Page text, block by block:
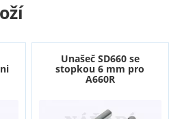
Unašeč SD660 se
stopkou 6 mm pro
A660R